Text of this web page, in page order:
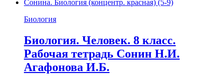
Биология
Биология. Человек. 8 класс.
Рабочая тетрадь Сонин Н.И.
Агафонова И.Б.